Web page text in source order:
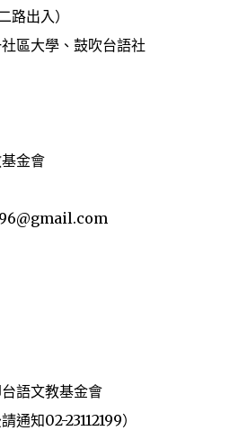
路出入）
區大學、鼓吹台語社
基金會
語文教基金會
通知02-23112199）